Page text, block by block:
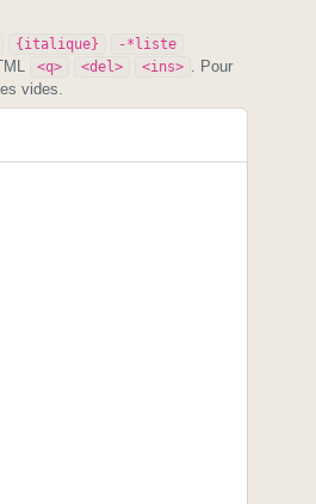
{italique}
-*liste
<q> <del> <ins>
. Pour
vides.